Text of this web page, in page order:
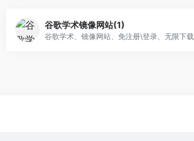
谷歌学术镜像网站(1)
谷歌学术、镜像网站、免注册\登录、无限下载